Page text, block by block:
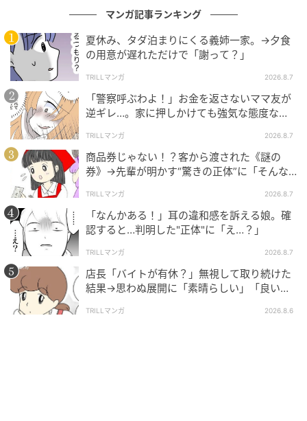
マンガ記事ランキング
夏休み、タダ泊まりにくる義姉一家。→夕食
の用意が遅れただけで「謝って？」
TRILLマンガ 2026.8.7
「警察呼ぶわよ！」お金を返さないママ友が
逆ギレ…。家に押しかけても強気な態度なワ
TRILLマンガ 2026.8.7
商品券じゃない！？客から渡された《謎の
券》→先輩が明かす“驚きの正体”に「そんな
TRILLマンガ 2026.8.7
「なんかある！」耳の違和感を訴える娘。確
認すると…判明した"正体"に「え…？」
TRILLマンガ 2026.8.7
店長「バイトが有休？」無視して取り続けた
結果→思わぬ展開に「素晴らしい」「良いこ
TRILLマンガ 2026.8.6